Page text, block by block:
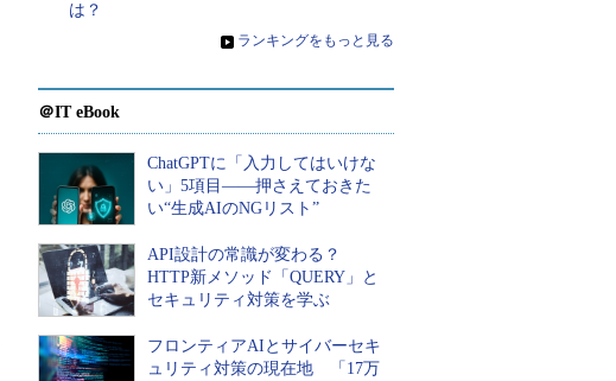
は？
» ランキングをもっと見る
＠IT eBook
ChatGPTに「入力してはいけな
い」5項目――押さえておきた
い“生成AIのNGリスト”
API設計の常識が変わる？
HTTP新メソッド「QUERY」と
セキュリティ対策を学ぶ
フロンティアAIとサイバーセキ
ュリティ対策の現在地 「17万